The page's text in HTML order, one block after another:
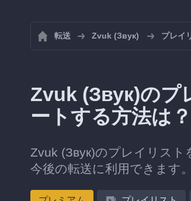
転送 Zvuk (Звук) プレイ
Zvuk (Звук)のプ
ートする方法は？
Zvuk (Звук)のプレイリス
今後の転送に利用できます。